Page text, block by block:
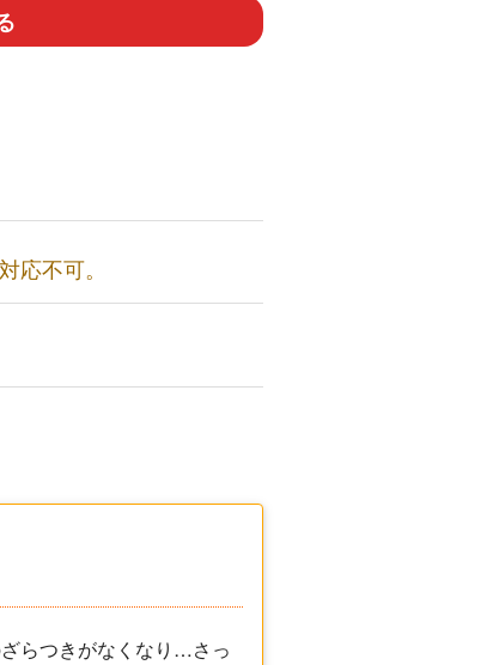
応不可。
らつきがなくなり…さっ